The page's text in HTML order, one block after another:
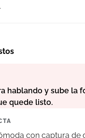
hablando y sube la
quede listo.
con captura de